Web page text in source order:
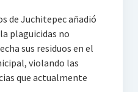
de Juchitepec añadió
plaguicidas no
sus residuos en el
violando las
que actualmente